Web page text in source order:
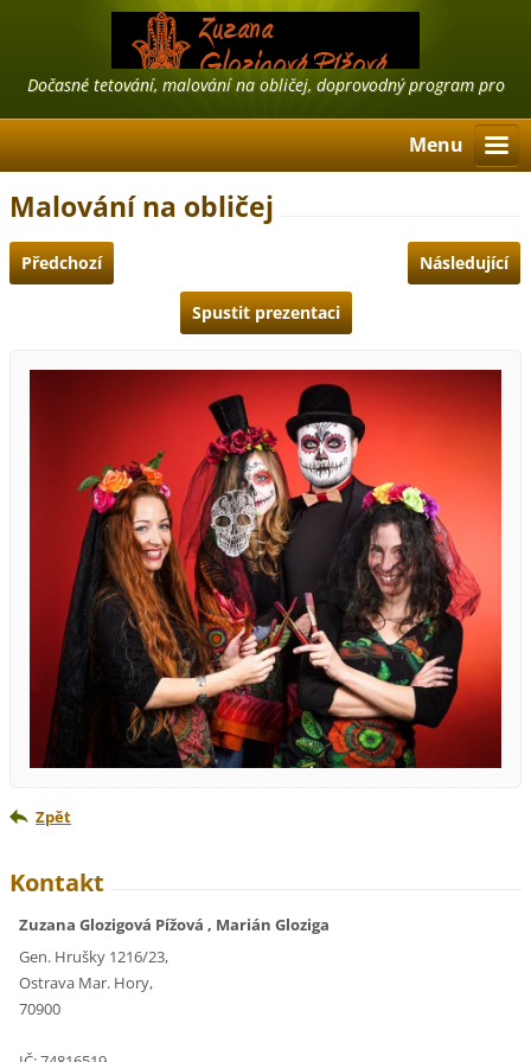
Dočasné tetování, malování na obličej, doprovodný program pro
Menu
Malování na obličej
Předchozí Následující
Spustit prezentaci
Zpět
Kontakt
Zuzana Glozigová Pížová , Marián Gloziga
Gen. Hrušky 1216/23,
Ostrava Mar. Hory,
70900